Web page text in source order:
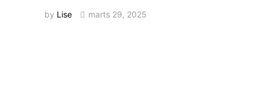
by Lise marts 29, 2025